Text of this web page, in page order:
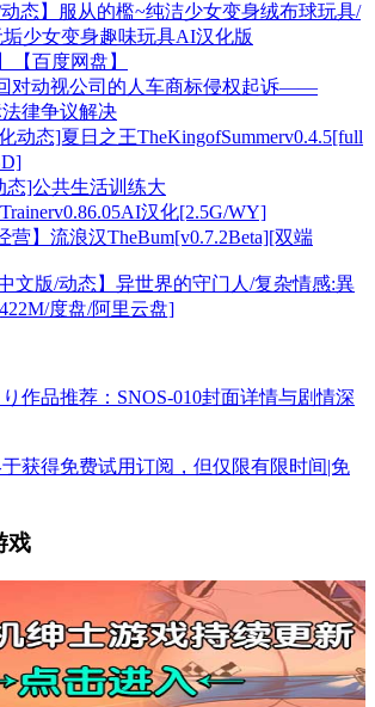
/动态】服从的檻~纯洁少女变身绒布球玩具/
少女变身趣味玩具AI汉化版
【百度网盘】
对动视公司的人车商标侵权起诉——
法律争议解决
动态]夏日之王TheKingofSummerv0.4.5[full
态]公共生活训练大
汉化[2.5G/WY]
营】流浪汉TheBum[v0.7.2Beta][双端
中文版/动态】异世界的守门人/复杂情感:異
度盘/阿里云盘]
作品推荐：SNOS-010封面详情与剧情深
获得免费试用订阅，但仅限有限时间|免
戏